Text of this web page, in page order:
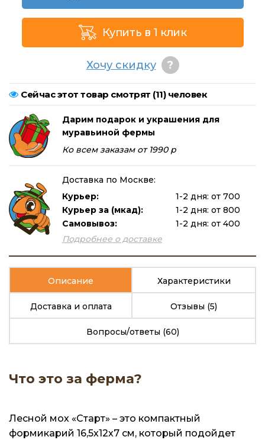
Купить в 1 клик
Хочу скидку ?
Сейчас этот товар смотрят (11) человек
Дарим подарок и украшения для
муравьиной фермы
Ко всем заказам от 1990 р
Доставка по Москве:
Курьер:
1-2 дня: от 700
Курьер за (мкад):
1-2 дня: от 800
Самовывоз:
1-2 дня: от 400
Подробнее о доставке
Описание Характеристики
Доставка и оплата Отзывы (5)
Вопросы/ответы (60)
Что это за ферма?
Лесной мох «Старт» – это компактный
формикарий 16,5х12х7 см, который подойдет